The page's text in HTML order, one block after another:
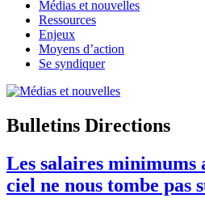
Médias et nouvelles
Ressources
Enjeux
Moyens d’action
Se syndiquer
Bulletins Directions
Les salaires minimums
ciel ne nous tombe pas